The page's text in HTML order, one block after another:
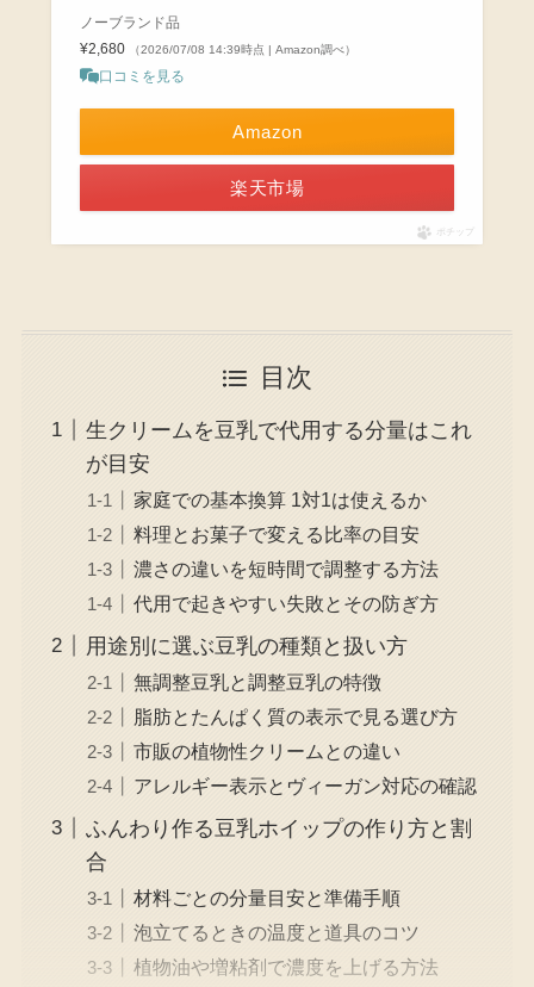
ノーブランド品
¥2,680
（2026/07/08 14:39時点 | Amazon調べ）
口コミを見る
Amazon
楽天市場
ポチップ
目次
生クリームを豆乳で代用する分量はこれ
が目安
家庭での基本換算 1対1は使えるか
料理とお菓子で変える比率の目安
濃さの違いを短時間で調整する方法
代用で起きやすい失敗とその防ぎ方
用途別に選ぶ豆乳の種類と扱い方
無調整豆乳と調整豆乳の特徴
脂肪とたんぱく質の表示で見る選び方
市販の植物性クリームとの違い
アレルギー表示とヴィーガン対応の確認
ふんわり作る豆乳ホイップの作り方と割
合
材料ごとの分量目安と準備手順
泡立てるときの温度と道具のコツ
植物油や増粘剤で濃度を上げる方法